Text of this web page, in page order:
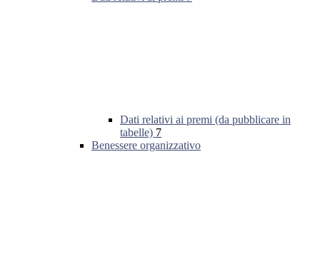
Dati relativi ai premi (da pubblicare in
tabelle) 7
Benessere organizzativo